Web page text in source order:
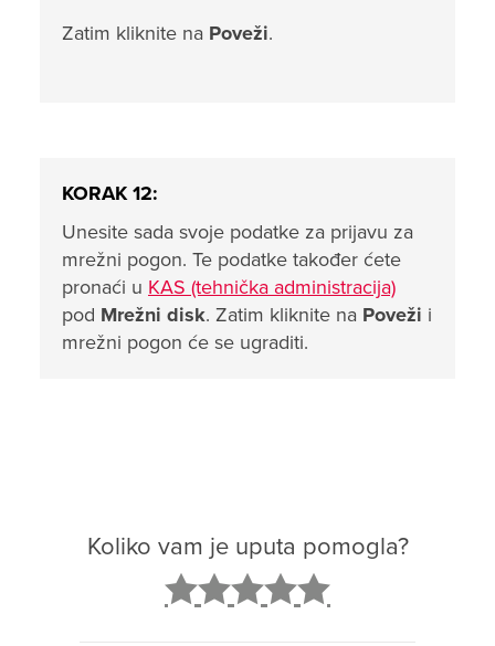
Zatim kliknite na Poveži.
KORAK 12:
Unesite sada svoje podatke za prijavu za
mrežni pogon. Te podatke također ćete
pronaći u KAS (tehnička administracija)
pod Mrežni disk. Zatim kliknite na Poveži i
mrežni pogon će se ugraditi.
Koliko vam je uputa pomogla?